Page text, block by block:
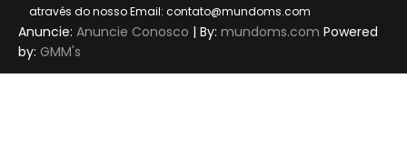
através do nosso Email: contato@mundoms.com
Anuncie: Anuncie Conosco | By: mundoms.com Powered
by: GMM's